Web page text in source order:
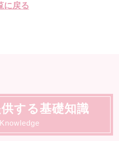
に戻る
する基礎知識